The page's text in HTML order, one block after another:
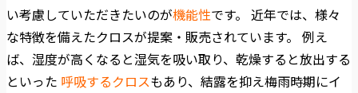
い考慮していただきたいのが機能性です。 近年では、様々
な特徴を備えたクロスが提案・販売されています。 例え
ば、湿度が高くなると湿気を吸い取り、乾燥すると放出する
といった 呼吸するクロスもあり、結露を抑え梅雨時期にイ